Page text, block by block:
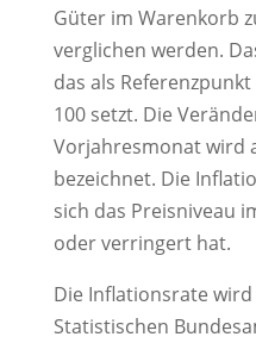
Güter im Warenkorb
verglichen werden.
das als
100 setzt. Die
Vorjahresmonat wird
bezeichnet. Die
sich das Preisniveau
oder verringert hat.
Die Inflationsrate
Statistischen